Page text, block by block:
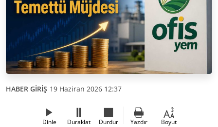
HABER GİRİŞ 19 Haziran 2026 12:37
Dinle Duraklat Durdur Yazdır Boyut